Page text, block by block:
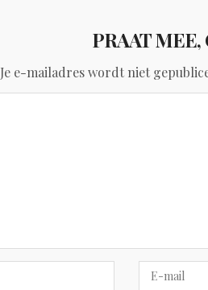
PRAAT MEE,
Je e-mailadres wordt niet